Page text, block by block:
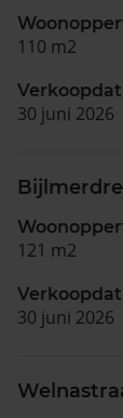
110 m2
30 juni 2026
121 m2
30 juni 2026